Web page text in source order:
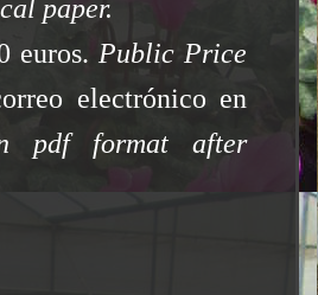
paper.
euros. Public Price
electrónico en
pdf format after